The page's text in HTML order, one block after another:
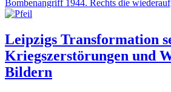
Leipzigs Transformation
Kriegszerstörungen und
Bildern